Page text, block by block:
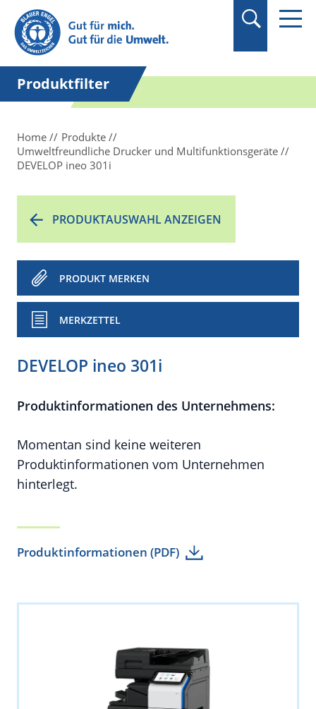
Suchbegriff in
Anführungszeichen
setzen.
Produktfilter
Home
Produkte
Umweltfreundliche Drucker und Multifunktionsgeräte
DEVELOP ineo 301i
PRODUKTAUSWAHL ANZEIGEN
PRODUKT MERKEN
MERKZETTEL
DEVELOP ineo 301i
Produktinformationen des Unternehmens:
Momentan sind keine weiteren
Produktinformationen vom Unternehmen
hinterlegt.
Produktinformationen (PDF)